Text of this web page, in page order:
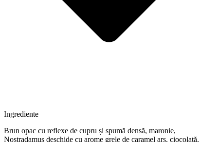
Ingrediente
Brun opac cu reflexe de cupru și spumă densă, maronie,
Nostradamus deschide cu arome grele de caramel ars, ciocolată,